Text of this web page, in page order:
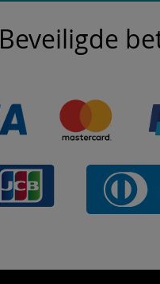
Beveiligde